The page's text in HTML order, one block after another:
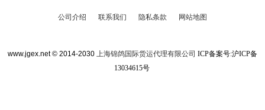
公司介绍 联系我们 隐私条款 网站地图
www.jgex.net © 2014-2030 上海锦鸽国际货运代理有限公司 ICP备案号:沪ICP备
13034615号